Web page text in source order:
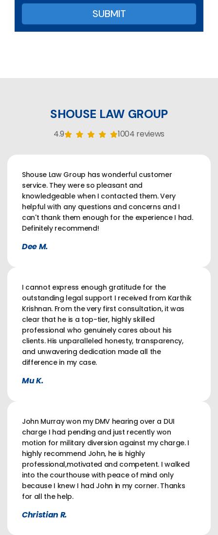
SHOUSE LAW GROUP
4.9 1004 reviews
Shouse Law Group has wonderful customer
service. They were so pleasant and
knowledgeable when I contacted them. Very
helpful with any questions and concerns and I
can't thank them enough for the experience I had.
Definitely recommend!
Dee M.
I cannot express enough gratitude for the
outstanding legal support I received from Karthik
Krishnan. From the very first consultation, it was
clear that he is a top-tier, highly skilled
professional who genuinely cares about his
clients. His unparalleled honesty, transparency,
and unwavering dedication made all the
difference in my case.
Mu K.
John Murray won my DMV hearing over a DUI
charge I had pending and just recently won
motion for military diversion against my charge. I
highly recommend John, he is highly
professional,motivated and competent. I walked
into the courthouse with peace of mind only
because I knew I had John in my corner. Thanks
for all the help.
Christian R.